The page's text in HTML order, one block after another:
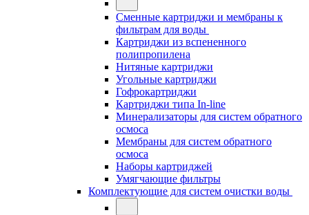
Сменные картриджи и мембраны к
фильтрам для воды
Картриджи из вспененного
полипропилена
Нитяные картриджи
Угольные картриджи
Гофрокартриджи
Картриджи типа In-line
Минерализаторы для систем обратного
осмоса
Мембраны для систем обратного
осмоса
Наборы картриджей
Умягчающие фильтры
Комплектующие для систем очистки воды